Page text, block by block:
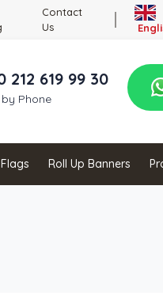
Contact
Us
212 619 99 30
Phone
Roll Up Banners